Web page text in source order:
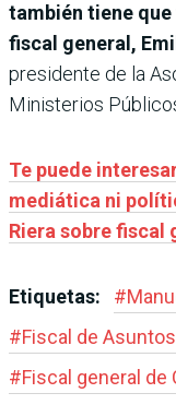
también tiene que
fiscal general,
presidente de la
Ministerios
Te puede
mediática ni
Riera sobre fiscal
Etiquetas: #
#Fiscal de
#Fiscal general de